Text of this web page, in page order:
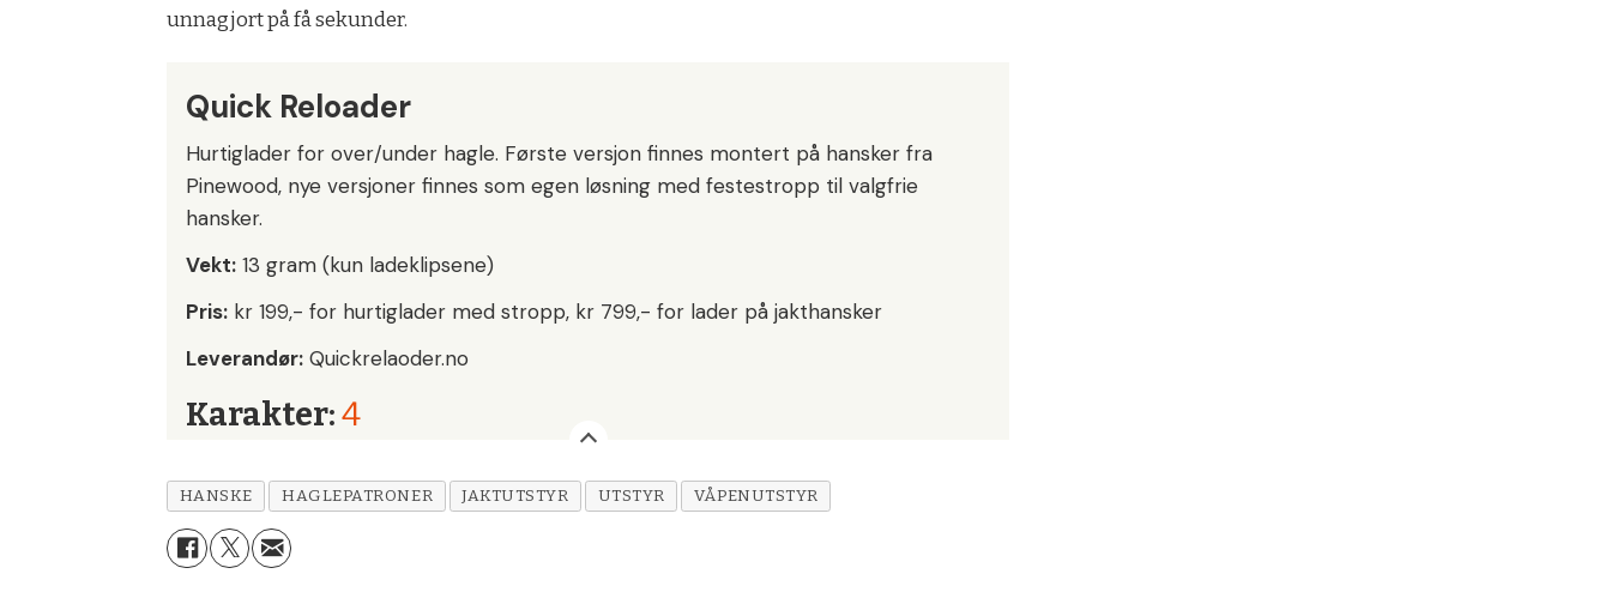
unnagjort på få sekunder.
Quick Reloader
Hurtiglader for over/under hagle. Første versjon finnes montert på hansker fra
Pinewood, nye versjoner finnes som egen løsning med festestropp til valgfrie
hansker.
Vekt: 13 gram (kun ladeklipsene)
Pris: kr 199,- for hurtiglader med stropp, kr 799,- for lader på jakthansker
Leverandør: Quickrelaoder.no
Karakter:4
HANSKE HAGLEPATRONER JAKTUTSTYR UTSTYR VÅPENUTSTYR